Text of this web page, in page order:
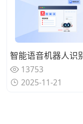
13753
2025-11-21